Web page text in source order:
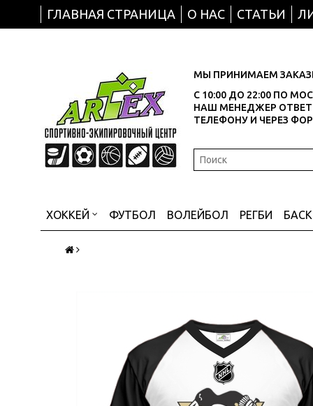
ГЛАВНАЯ СТРАНИЦА О НАС СТАТЬИ
МЫ ПРИНИМАЕМ
С 10:00 ДО 22:00 ПО
НАШ МЕНЕДЖЕР
ТЕЛЕФОНУ И ЧЕРЕЗ
ХОККЕЙ ФУТБОЛ ВОЛЕЙБОЛ РЕГБИ